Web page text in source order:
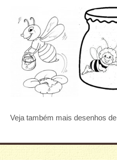
Veja também mais desenhos de